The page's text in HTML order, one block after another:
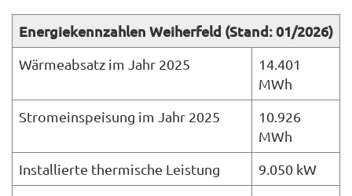
Energiekennzahlen Weiherfeld (Stand: 01/2026)
Wärmeabsatz im Jahr 2025
14.401
MWh
Stromeinspeisung im Jahr 2025
10.926
MWh
Installierte thermische Leistung
9.050 kW